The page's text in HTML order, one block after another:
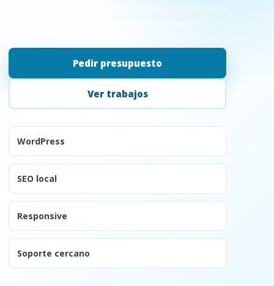
Pedir presupuesto
Ver trabajos
WordPress
SEO local
Responsive
Soporte cercano